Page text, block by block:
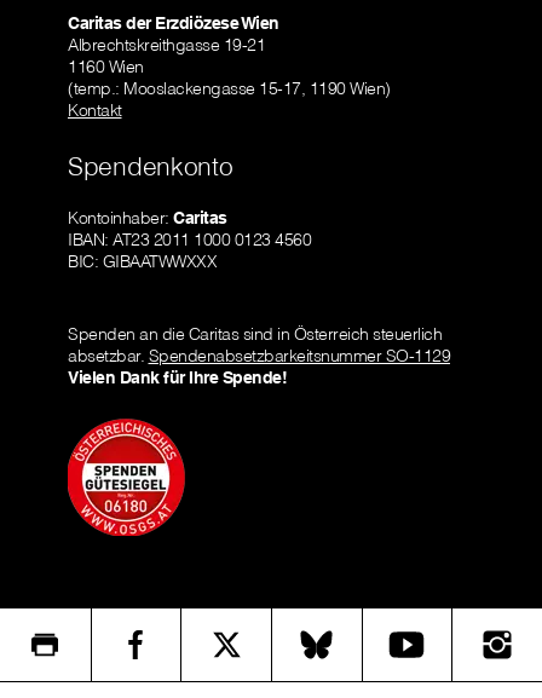
Caritas der Erzdiözese Wien
Albrechtskreithgasse 19-21
1160 Wien
(temp.: Mooslackengasse 15-17, 1190 Wien)
Kontakt
Spendenkonto
Kontoinhaber: Caritas
IBAN: AT23 2011 1000 0123 4560
BIC: GIBAATWWXXX
Spenden an die Caritas sind in Österreich steuerlich
absetzbar. Spendenabsetzbarkeitsnummer SO-1129
Vielen Dank für Ihre Spende!